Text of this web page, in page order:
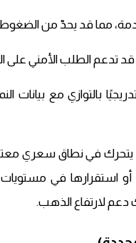
مما قد يحدّ من
قد تدعم الطلب الأمني
بالتوازي مع
في نطاق سعري
أو استقرارها في
دعم لارتفاع الذهب.